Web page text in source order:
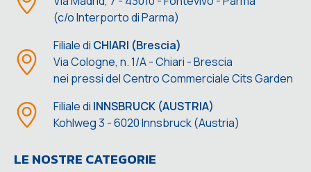
(c/o Interporto di Parma)
Filiale di CHIARI (Brescia)
Via Cologne, n. 1/A - Chiari - Brescia
nei pressi del Centro Commerciale Cits Garden
Filiale di INNSBRUCK (AUSTRIA)
Kohlweg 3 - 6020 Innsbruck (Austria)
LE NOSTRE CATEGORIE